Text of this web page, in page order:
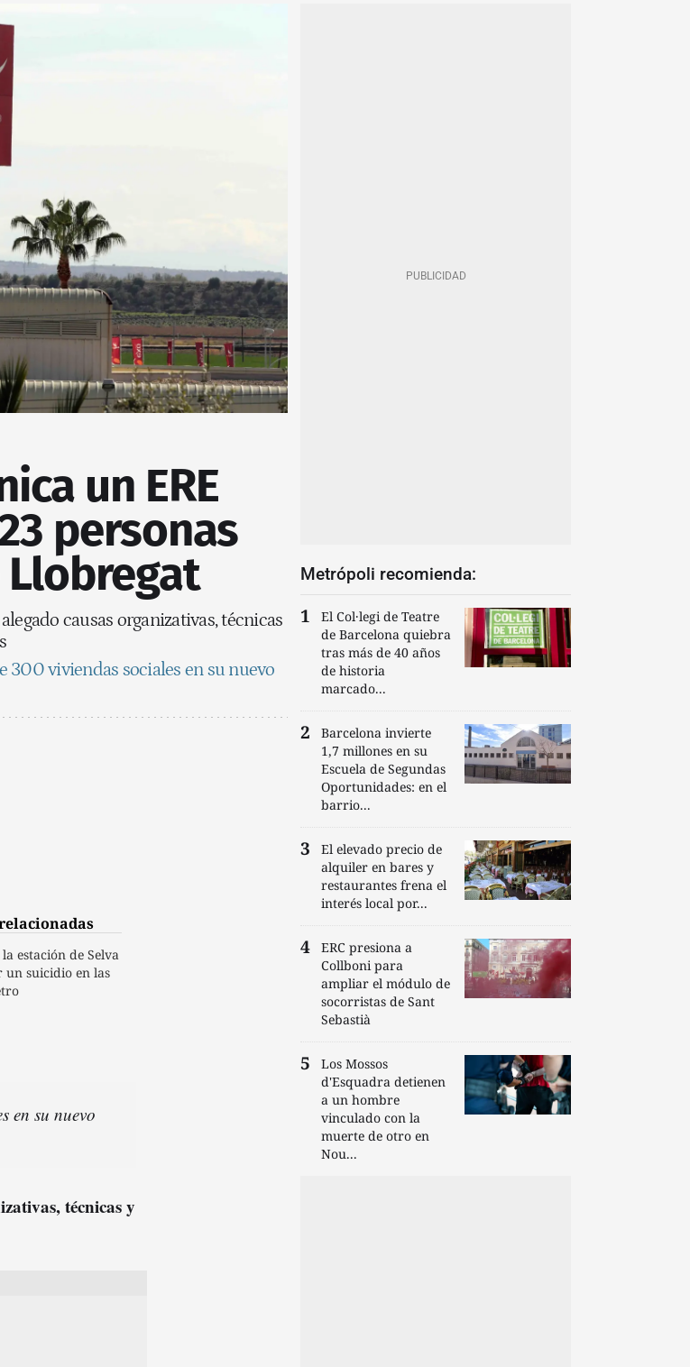
un ERE
personas
Llobregat
causas organizativas, técnicas
300 viviendas sociales en su nuevo
estación de Selva
un suicidio en las
en su nuevo
técnicas y
Metrópoli recomienda:
El Col·legi de Teatre
de Barcelona quiebra
tras más de 40 años
de historia
marcado...
Barcelona invierte
1,7 millones en su
Escuela de Segundas
Oportunidades: en el
barrio...
El elevado precio de
alquiler en bares y
restaurantes frena el
interés local por...
ERC presiona a
Collboni para
ampliar el módulo de
socorristas de Sant
Sebastià
Los Mossos
d'Esquadra detienen
a un hombre
vinculado con la
muerte de otro en
Nou...